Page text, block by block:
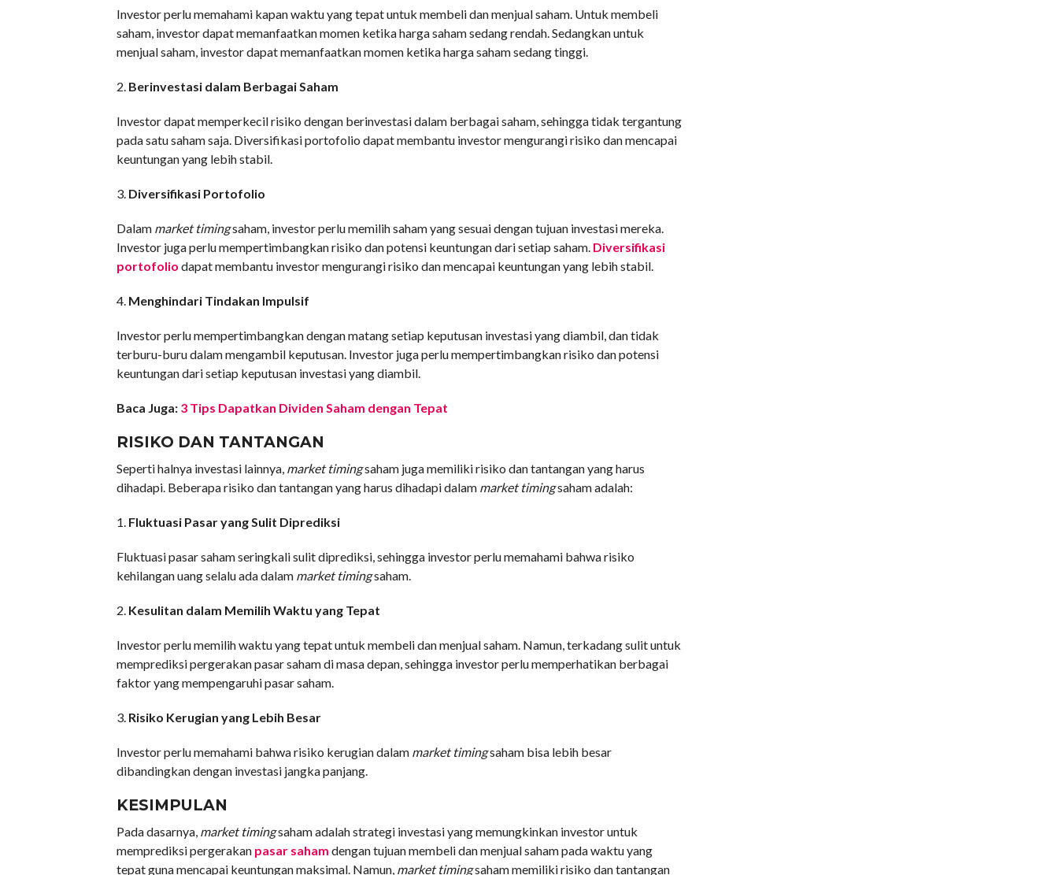
Investor perlu memahami kapan waktu yang tepat untuk membeli dan menjual saham. Untuk membeli
saham, investor dapat memanfaatkan momen ketika harga saham sedang rendah. Sedangkan untuk
menjual saham, investor dapat memanfaatkan momen ketika harga saham sedang tinggi.
2. Berinvestasi dalam Berbagai Saham
Investor dapat memperkecil risiko dengan berinvestasi dalam berbagai saham, sehingga tidak tergantung
pada satu saham saja. Diversifikasi portofolio dapat membantu investor mengurangi risiko dan mencapai
keuntungan yang lebih stabil.
3. Diversifikasi Portofolio
Dalam market timingsaham, investor perlu memilih saham yang sesuai dengan tujuan investasi mereka.
Investor juga perlu mempertimbangkan risiko dan potensi keuntungan dari setiap saham. Diversifikasi
portofolio dapat membantu investor mengurangi risiko dan mencapai keuntungan yang lebih stabil.
4. Menghindari Tindakan Impulsif
Investor perlu mempertimbangkan dengan matang setiap keputusan investasi yang diambil, dan tidak
terburu-buru dalam mengambil keputusan. Investor juga perlu mempertimbangkan risiko dan potensi
keuntungan dari setiap keputusan investasi yang diambil.
Baca Juga: 3 Tips Dapatkan Dividen Saham dengan Tepat
RISIKO DAN TANTANGAN
Seperti halnya investasi lainnya, market timingsaham juga memiliki risiko dan tantangan yang harus
dihadapi. Beberapa risiko dan tantangan yang harus dihadapi dalam market timingsaham adalah:
1. Fluktuasi Pasar yang Sulit Diprediksi
Fluktuasi pasar saham seringkali sulit diprediksi, sehingga investor perlu memahami bahwa risiko
kehilangan uang selalu ada dalam market timingsaham.
2. Kesulitan dalam Memilih Waktu yang Tepat
Investor perlu memilih waktu yang tepat untuk membeli dan menjual saham. Namun, terkadang sulit untuk
memprediksi pergerakan pasar saham di masa depan, sehingga investor perlu memperhatikan berbagai
faktor yang mempengaruhi pasar saham.
3. Risiko Kerugian yang Lebih Besar
Investor perlu memahami bahwa risiko kerugian dalam market timingsaham bisa lebih besar
dibandingkan dengan investasi jangka panjang.
KESIMPULAN
Pada dasarnya, market timingsaham adalah strategi investasi yang memungkinkan investor untuk
memprediksi pergerakan pasar saham dengan tujuan membeli dan menjual saham pada waktu yang
tepat guna mencapai keuntungan maksimal. Namun, market timingsaham memiliki risiko dan tantangan